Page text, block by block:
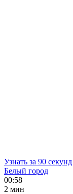
Узнать за 90 секунд
Белый город
00:58
2 мин